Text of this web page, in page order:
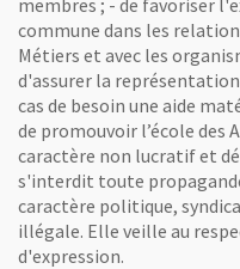
commune dans les
Métiers et avec les
d'assurer la
cas de besoin une aide
de promouvoir l’école des
caractère non lucratif et
s'interdit toute
caractère politique,
illégale. Elle veille au
d'expression.